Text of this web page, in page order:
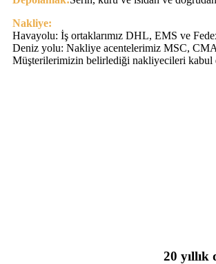
Nakliye:
Havayolu: İş ortaklarımız DHL, EMS ve
Deniz yolu: Nakliye acentelerimiz MSC,
Müşterilerimizin belirlediği nakliyecileri kabul
20 yıllık